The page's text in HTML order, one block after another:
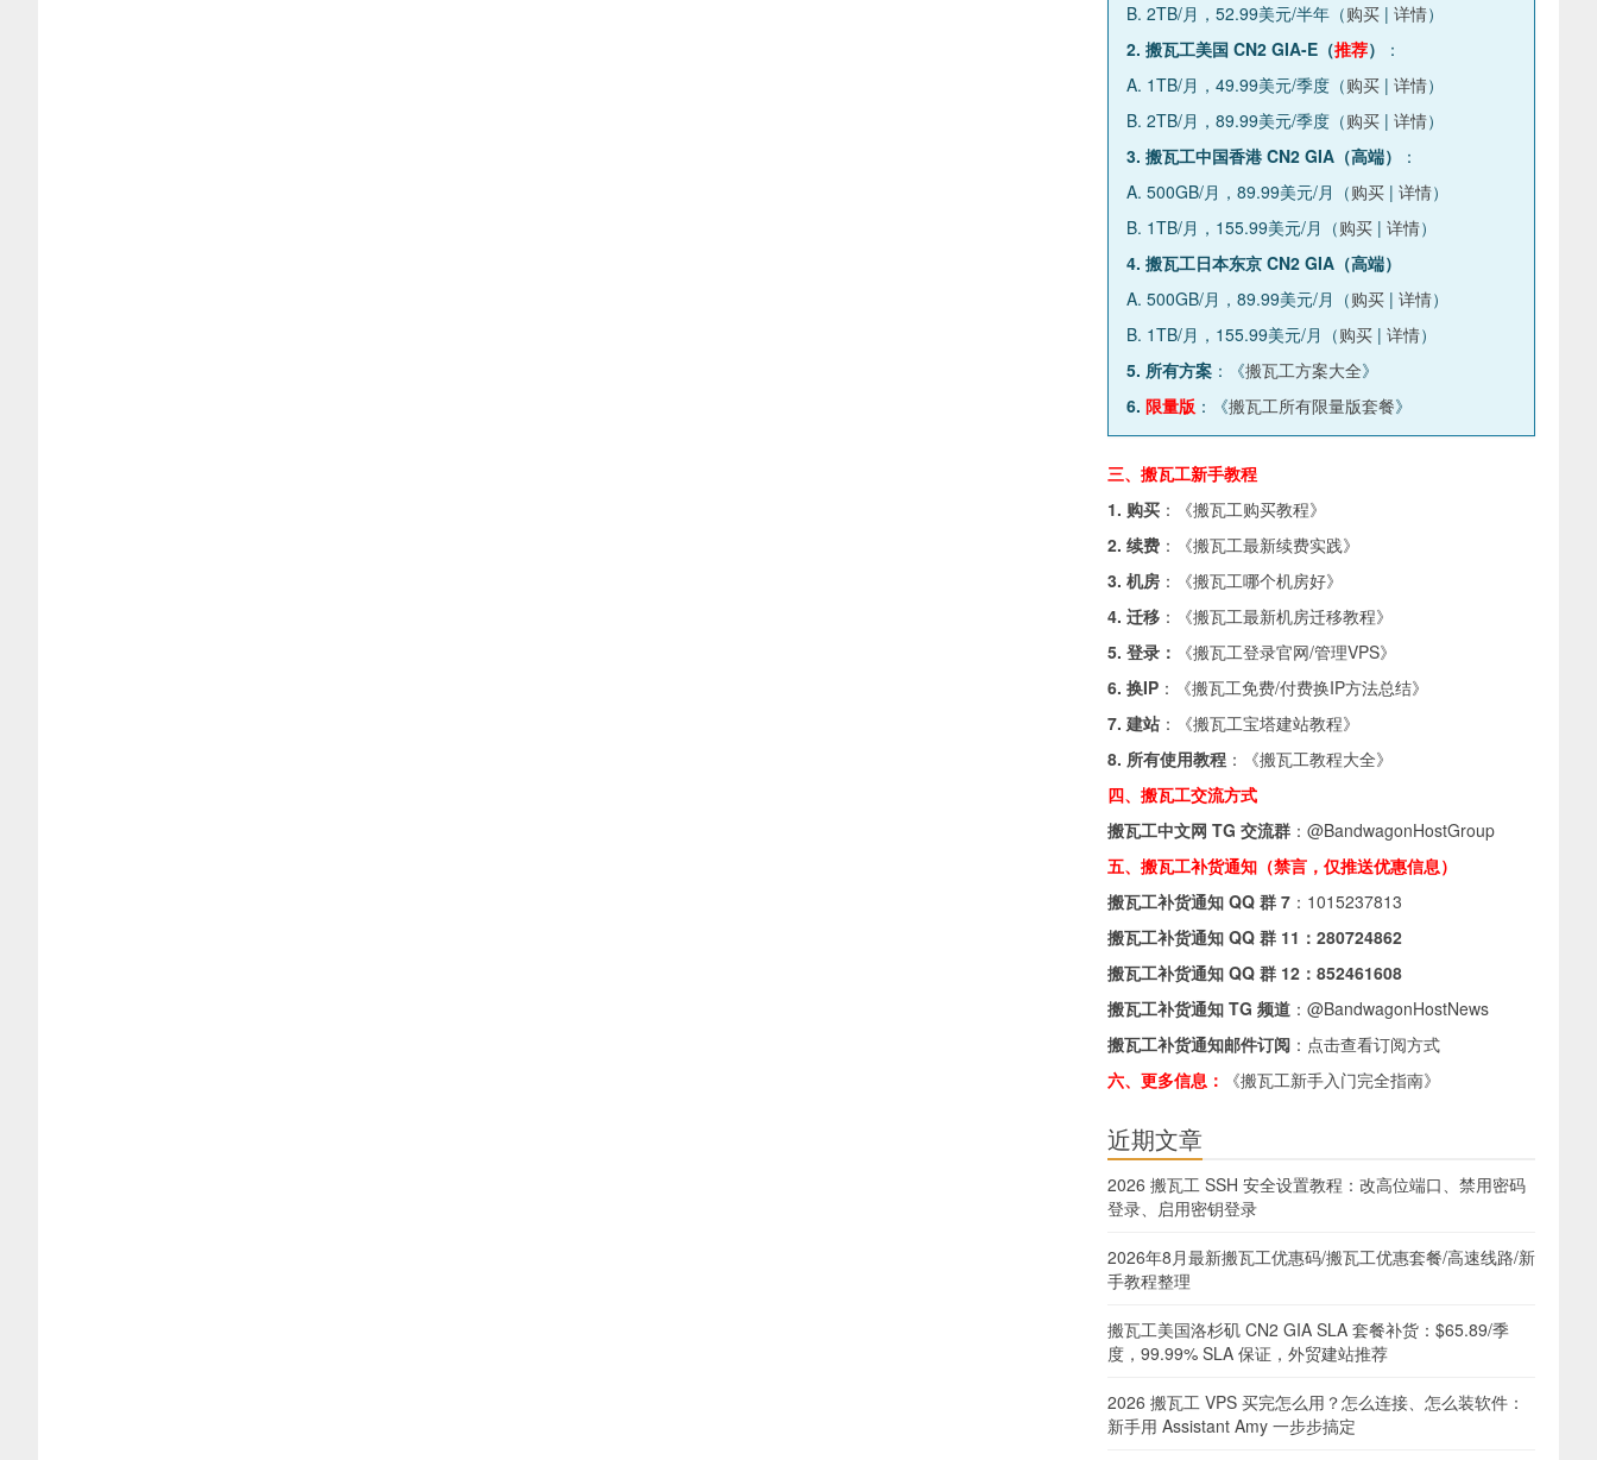
B. 2TB/月，52.99美元/半年（购买 | 详情）
2. 搬瓦工美国 CN2 GIA-E（推荐）
：
A. 1TB/月，49.99美元/季度（购买 | 详情）
B. 2TB/月，89.99美元/季度（购买 | 详情）
3. 搬瓦工中国香港 CN2 GIA（高端）
：
A. 500GB/月，89.99美元/月（购买 | 详情）
B. 1TB/月，155.99美元/月（购买 | 详情）
4. 搬瓦工日本东京 CN2 GIA（高端）
A. 500GB/月，89.99美元/月（购买 | 详情）
B. 1TB/月，155.99美元/月（购买 | 详情）
5. 所有方案 ：《搬瓦工方案大全》
6. 限量版 ：《搬瓦工所有限量版套餐》
三、搬瓦工新手教程
1. 购买 ：《搬瓦工购买教程》
2. 续费 ：《搬瓦工最新续费实践》
3. 机房 ：《搬瓦工哪个机房好》
4. 迁移 ：《搬瓦工最新机房迁移教程》
5. 登录：
《搬瓦工登录官网/管理VPS》
6. 换IP ：《搬瓦工免费/付费换IP方法总结》
7. 建站 ：《搬瓦工宝塔建站教程》
8. 所有使用教程 ：《搬瓦工教程大全》
四、搬瓦工交流方式
搬瓦工中文网 TG 交流群 ： @BandwagonHostGroup
五、搬瓦工补货通知（禁言，仅推送优惠信息）
搬瓦工补货通知 QQ 群 7 ： 1015237813
搬瓦工补货通知 QQ 群 11： 280724862
搬瓦工补货通知 QQ 群 12： 852461608
搬瓦工补货通知 TG 频道 ： @BandwagonHostNews
搬瓦工补货通知邮件订阅 ： 点击查看订阅方式
六、更多信息：
《搬瓦工新手入门完全指南》
近期文章
2026 搬瓦工 SSH 安全设置教程：改高位端口、禁用密码
登录、启用密钥登录
2026年8月最新搬瓦工优惠码/搬瓦工优惠套餐/高速线路/新
手教程整理
搬瓦工美国洛杉矶 CN2 GIA SLA 套餐补货：$65.89/季
度，99.99% SLA 保证，外贸建站推荐
2026 搬瓦工 VPS 买完怎么用？怎么连接、怎么装软件：
新手用 Assistant Amy 一步步搞定